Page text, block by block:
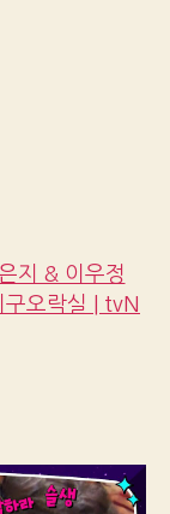
지 & 이우정
구오락실 | tvN